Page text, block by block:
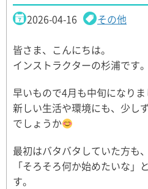
2026-04-16
その他
皆さま、こんにちは。
インストラクターの杉浦です。
早いもので4月も中旬になりま
新しい生活や環境にも、少し
でしょうか
最初はバタバタしていた方も、
「そろそろ何か始めたいな」
す。